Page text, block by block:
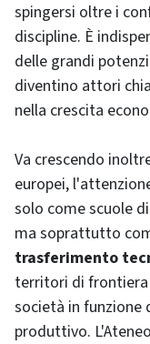
spingersi oltre i
discipline. È
delle grandi
diventino attori
nella crescita
Va crescendo
europei,
solo come scuole
ma soprattutto
trasferimento
territori di
società in funzione
produttivo.